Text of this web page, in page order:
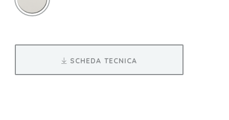
SCHEDA TECNICA